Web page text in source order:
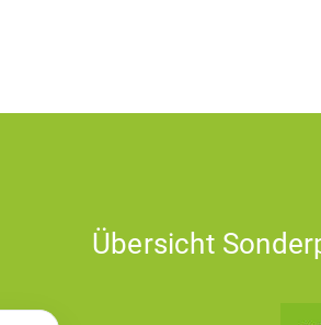
Übersicht